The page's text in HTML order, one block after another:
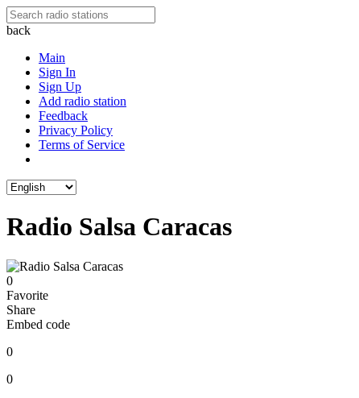
back
Main
Sign In
Sign Up
Add radio station
Feedback
Privacy Policy
Terms of Service
Radio Salsa Caracas
0
Favorite
Share
Embed code
0
0